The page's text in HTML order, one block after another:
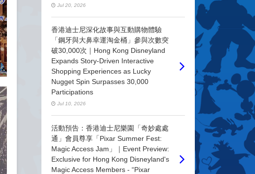
Jul 20, 2026
香港迪士尼深化故事與互動購物體驗
「鋼牙與大鼻幸運淘金桶」參與次數突
破30,000次｜Hong Kong Disneyland
Expands Story-Driven Interactive
Shopping Experiences as Lucky
Nugget Spin Surpasses 30,000
Participations
Jul 10, 2026
活動預告：香港迪士尼樂園「奇妙處處
通」會員尊享「Pixar Summer Fest:
Magic Access Jam」｜Event Preview:
Exclusive for Hong Kong Disneyland's
Magic Access Members - “Pixar